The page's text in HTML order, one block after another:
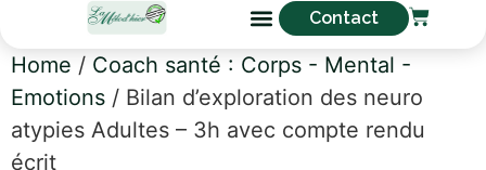
Contact
Home / Coach santé : Corps - Mental -
Emotions​ / Bilan d’exploration des neuro
atypies Adultes – 3h avec compte rendu
écrit